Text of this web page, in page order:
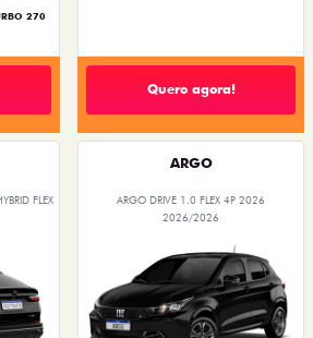
270
Quero agora!
FLEX
ARGO
ARGO DRIVE 1.0 FLEX 4P 2026
2026/2026